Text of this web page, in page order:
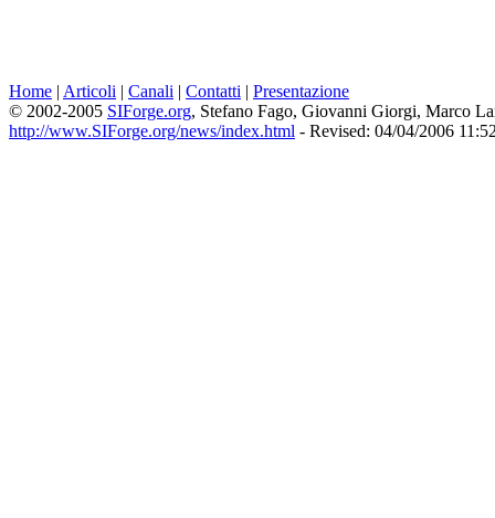
Home | Articoli | Canali | Contatti | Presentazione
© 2002-2005 SIForge.org, Stefano Fago, Giovanni Giorgi, Marco
http://www.SIForge.org/news/index.html - Revised: 04/04/2006